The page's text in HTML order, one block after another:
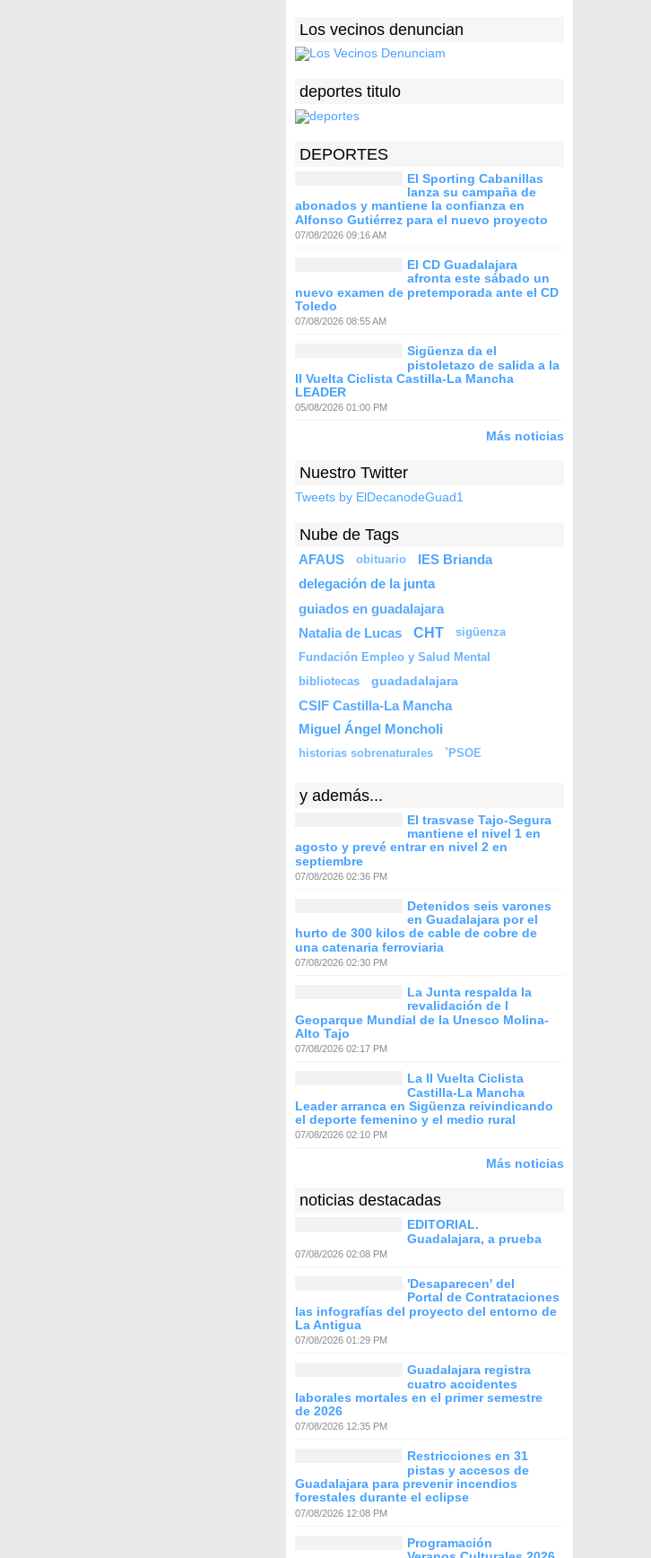
Los vecinos denuncian
deportes titulo
DEPORTES
El Sporting Cabanillas
lanza su campaña de
abonados y mantiene la confianza en
Alfonso Gutiérrez para el nuevo proyecto
07/08/2026 09:16 AM
El CD Guadalajara
afronta este sábado un
nuevo examen de pretemporada ante el CD
Toledo
07/08/2026 08:55 AM
Sigüenza da el
pistoletazo de salida a la
II Vuelta Ciclista Castilla-La Mancha
LEADER
05/08/2026 01:00 PM
Más noticias
Nuestro Twitter
Tweets by ElDecanodeGuad1
Nube de Tags
AFAUS obituario
IES Brianda
delegación de la junta
guiados en guadalajara
Natalia de Lucas
CHT sigüenza
Fundación Empleo y Salud Mental
bibliotecas
guadadalajara
CSIF Castilla-La Mancha
Miguel Ángel Moncholi
historias sobrenaturales `PSOE
y además...
El trasvase Tajo-Segura
mantiene el nivel 1 en
agosto y prevé entrar en nivel 2 en
septiembre
07/08/2026 02:36 PM
Detenidos seis varones
en Guadalajara por el
hurto de 300 kilos de cable de cobre de
una catenaria ferroviaria
07/08/2026 02:30 PM
La Junta respalda la
revalidación de l
Geoparque Mundial de la Unesco Molina-
Alto Tajo
07/08/2026 02:17 PM
La II Vuelta Ciclista
Castilla-La Mancha
Leader arranca en Sigüenza reivindicando
el deporte femenino y el medio rural
07/08/2026 02:10 PM
Más noticias
noticias destacadas
EDITORIAL.
Guadalajara, a prueba
07/08/2026 02:08 PM
'Desaparecen' del
Portal de Contrataciones
las infografías del proyecto del entorno de
La Antigua
07/08/2026 01:29 PM
Guadalajara registra
cuatro accidentes
laborales mortales en el primer semestre
de 2026
07/08/2026 12:35 PM
Restricciones en 31
pistas y accesos de
Guadalajara para prevenir incendios
forestales durante el eclipse
07/08/2026 12:08 PM
Programación